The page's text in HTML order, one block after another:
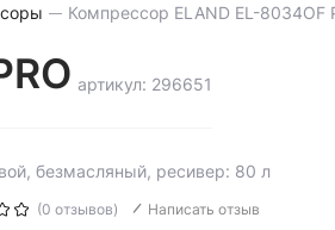
артикул: 296651
безмасляный, ресивер: 80 л
(0 отзывов) Написать отзыв